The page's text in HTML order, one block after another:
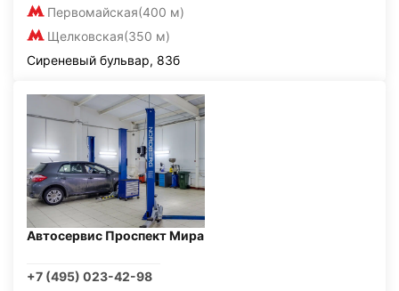
Первомайская(400 м)
Щелковская(350 м)
Сиреневый бульвар, 83б
Автосервис Проспект Мира
+7 (495) 023-42-98